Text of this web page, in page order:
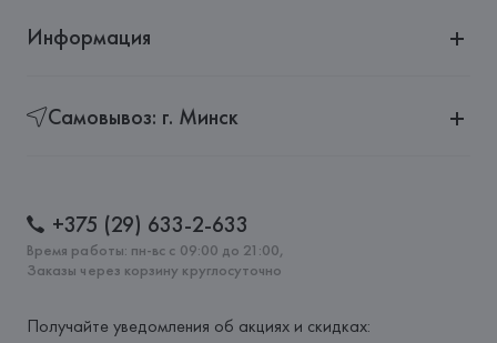
Информация
Самовывоз: г. Минск
+375 (29) 633-2-633
Время работы: пн-вс с 09:00 до 21:00,
Заказы через корзину круглосуточно
Получайте уведомления об акциях и скидках: